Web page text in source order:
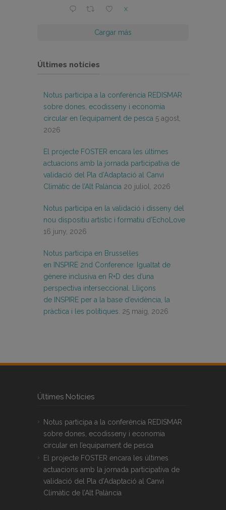
X
Cargar más
Últimes notícies
Notus participa a la conferència REDISMAR
sobre dones, ecodisseny i economia
circular en l’equipament de pesca 5 agost,
2026
El projecte FOSTER encara les últimes
actuacions amb la jornada participativa de
validació del Pla d’Adaptació al Canvi
Climàtic de l’Alt Palància 20 juliol, 2026
Notus participa en la validació i disseny del
nou dispositiu artístic i formatiu d’EchoLove
16 juny, 2026
Notus participa en Brussel·les
en INSPIRE 2nd Conference: Igualtat de
gènere inclusiva en R+D des d’una
perspectiva interseccional. Lliçons
de INSPIRE per a la base d’evidència, la
pràctica i les polítiques. 25 maig, 2026
Últimes Notícies
Notus participa a la conferència REDISMAR
sobre dones, ecodisseny i economia
circular en l’equipament de pesca
El projecte FOSTER encara les últimes
actuacions amb la jornada participativa de
validació del Pla d’Adaptació al Canvi
Climàtic de l’Alt Palància